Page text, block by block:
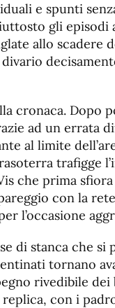
e spunti
gli episodi
allo scadere
cronaca. Dopo
ad un errata
al limite
trafigge
che prima
con la
l’occasione
di stanca che
tornano
rivedibile
con i